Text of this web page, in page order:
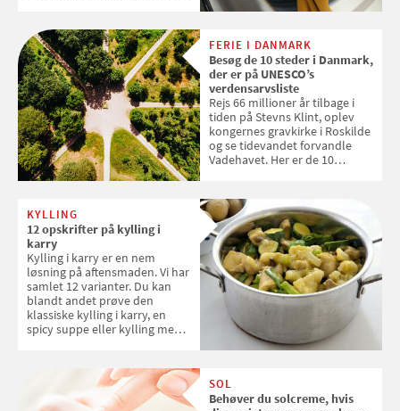
enkle råd til at spare penge på
tøjvasken
FERIE I DANMARK
Besøg de 10 steder i Danmark,
der er på UNESCO’s
verdensarvsliste
Rejs 66 millioner år tilbage i
tiden på Stevns Klint, oplev
kongernes gravkirke i Roskilde
og se tidevandet forvandle
Vadehavet. Her er de 10
KYLLING
12 opskrifter på kylling i
karry
Kylling i karry er en nem
løsning på aftensmaden. Vi har
samlet 12 varianter. Du kan
blandt andet prøve den
klassiske kylling i karry, en
spicy suppe eller kylling med
SOL
Behøver du solcreme, hvis